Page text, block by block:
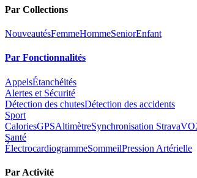
Par Collections
NouveautésFemmeHommeSeniorEnfant
Par Fonctionnalités
AppelsÉtanchéités
Alertes et Sécurité
Détection des chutesDétection des accidents
Sport
CaloriesGPSAltimètreSynchronisation Strava
Santé
ÉlectrocardiogrammeSommeilPression Artérielle
Par Activité